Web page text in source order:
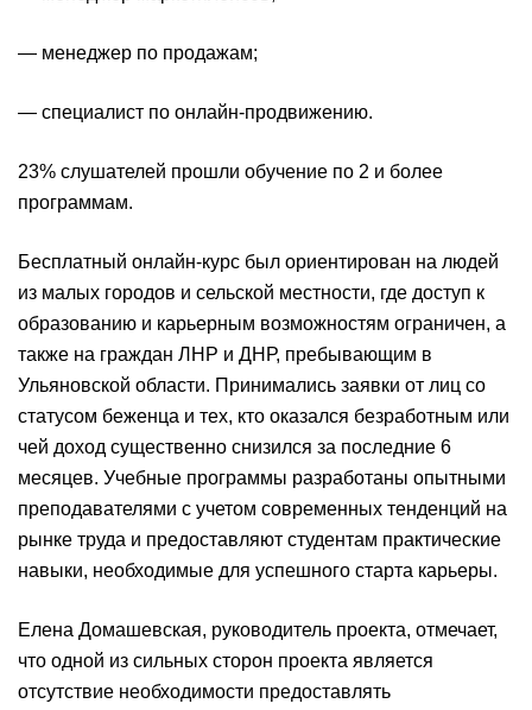
— менеджер по продажам;
— специалист по онлайн-продвижению.
23% слушателей прошли обучение по 2 и более
программам.
Бесплатный онлайн-курс был ориентирован на людей
из малых городов и сельской местности, где доступ к
образованию и карьерным возможностям ограничен, а
также на граждан ЛНР и ДНР, пребывающим в
Ульяновской области. Принимались заявки от лиц со
статусом беженца и тех, кто оказался безработным или
чей доход существенно снизился за последние 6
месяцев. Учебные программы разработаны опытными
преподавателями с учетом современных тенденций на
рынке труда и предоставляют студентам практические
навыки, необходимые для успешного старта карьеры.
Елена Домашевская, руководитель проекта, отмечает,
что одной из сильных сторон проекта является
отсутствие необходимости предоставлять